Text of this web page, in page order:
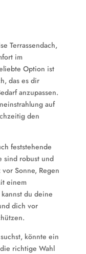
Terrassendach,
im
Option ist
das es dir
anzupassen.
auf
den
feststehende
sind robust und
Sonne, Regen
einem
du deine
dich vor
könnte ein
richtige Wahl